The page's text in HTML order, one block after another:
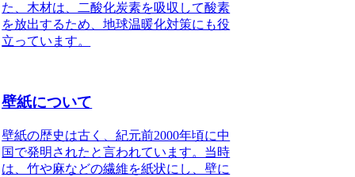
た、木材は、二酸化炭素を吸収して酸素
を放出するため、地球温暖化対策にも役
立っています。
壁紙について
壁紙の歴史は古く、紀元前2000年頃に中
国で発明されたと言われています。当時
は、竹や麻などの繊維を紙状にし、壁に